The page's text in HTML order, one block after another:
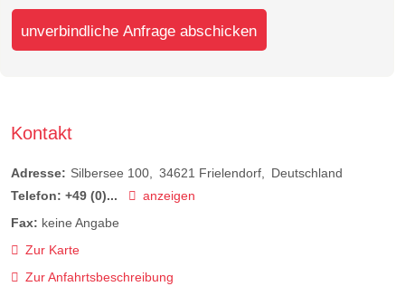
unverbindliche Anfrage abschicken
Kontakt
Adresse: Silbersee 100 34621 Frielendorf
Deutschland
Telefon: +49 (0)...
anzeigen
Fax: keine Angabe
Zur Karte
Zur Anfahrtsbeschreibung